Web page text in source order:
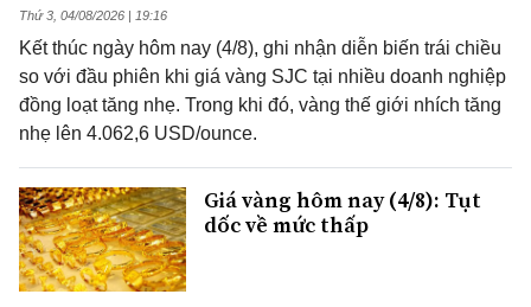
Thứ 3, 04/08/2026 | 19:16
Kết thúc ngày hôm nay (4/8), ghi nhận diễn biến trái chiều
so với đầu phiên khi giá vàng SJC tại nhiều doanh nghiệp
đồng loạt tăng nhẹ. Trong khi đó, vàng thế giới nhích tăng
nhẹ lên 4.062,6 USD/ounce.
Giá vàng hôm nay (4/8): Tụt
dốc về mức thấp